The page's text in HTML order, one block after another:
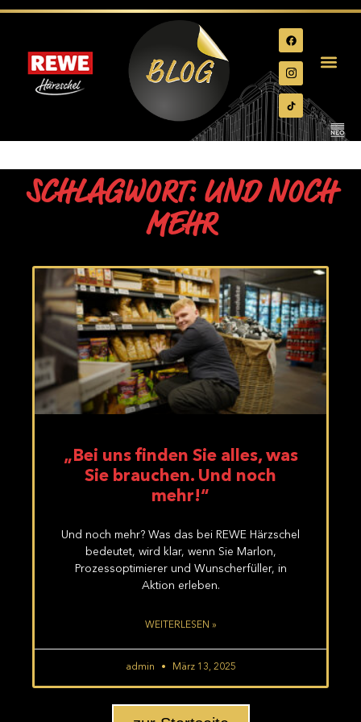
SCHLAGWORT: UND NOCH
MEHR
„Bei uns finden Sie alles, was
Sie brauchen. Und noch
mehr!“
Und noch mehr? Was das bei REWE Härzschel
bedeutet, wird klar, wenn Sie Marlon,
Prozessoptimierer und Wunscherfüller, in
Aktion erleben.
WEITERLESEN »
admin März 13, 2025